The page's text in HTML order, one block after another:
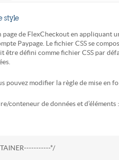
style
page de FlexCheckout en appliquant
Paypage. Le fichier CSS se
être défini comme fichier CSS par
pouvez modifier la règle de mise en
conteneur de données et d’éléments :
*/